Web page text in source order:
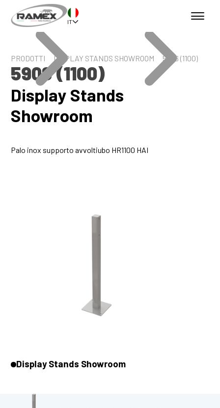
IT
PRODOTTI DISPLAY STANDS SHOWROOM 5906 (1100)
5906 (1100)
Display Stands
Showroom
Palo inox supporto avvoltiubo HR1100 HAI
Display Stands Showroom